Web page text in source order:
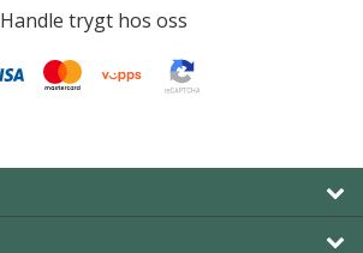
Handle trygt hos oss